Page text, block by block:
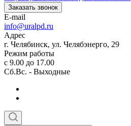
Заказать звонок
E-mail
info@uralpd.ru
Адрес
г. Челябинск, ул. Челябэнерго, 29
Режим работы
с 9.00 до 17.00
Сб.Вс. - Выходные